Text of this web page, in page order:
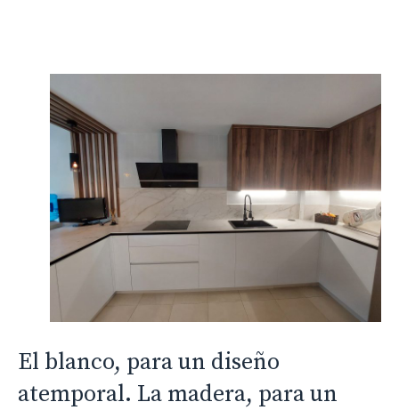
El blanco, para un diseño
atemporal. La madera, para un